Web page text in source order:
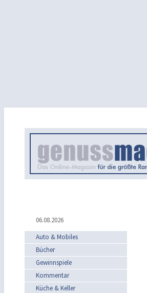
06.08.2026
Auto & Mobiles
Bücher
Gewinnspiele
Kommentar
Küche & Keller